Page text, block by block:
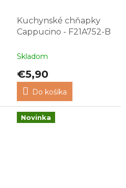
Kuchynské chňapky
Cappucino - F21A752-B
Skladom
€5,90
Do košíka
Novinka